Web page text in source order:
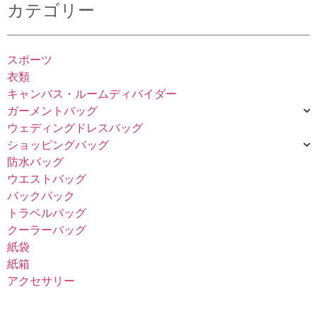
カテゴリー
スポーツ
衣類
キャンバス・ルームディバイダー
ガーメントバッグ
ウェディングドレスバッグ
ショッピングバッグ
防水バッグ
ウエストバッグ
バックパック
トラベルバッグ
クーラーバッグ
紙袋
紙箱
アクセサリー